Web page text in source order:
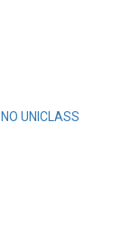
UNICLASS